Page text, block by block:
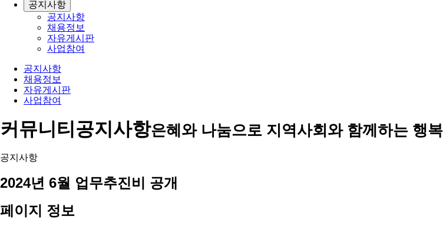
공지사항
공지사항
채용정보
자유게시판
사업참여
공지사항
채용정보
자유게시판
사업참여
커뮤니티공지사항은혜와 나눔으로 지역사회와 함께하는 행
공지사항
2024년 6월 업무추진비 공개
페이지 정보